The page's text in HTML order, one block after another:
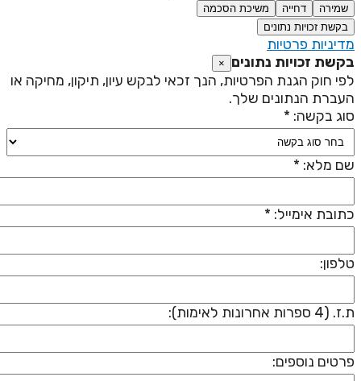
שמירה דחייה
משיכת הסכמה
בקשת זכויות נתונים
פרטיות
זכויות נתונים ×
חוק הגנת הפרטיות, הנך זכאי לבקש עיון, תיקון, מחיקה או
הנתונים שלך.
בקשה: *
מלא: *
אימייל: *
ספרות אחרונות לאימות):
נוספים: